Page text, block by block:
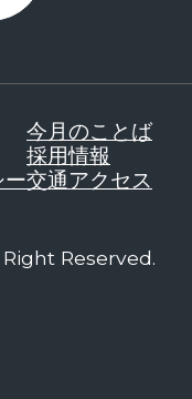
ー
今月のことば
採用情報
交通アクセス
Reserved.